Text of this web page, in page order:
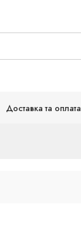
Доставка та оплата